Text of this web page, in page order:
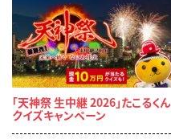
「天神祭 生中継 2026」たこるくん
クイズキャンペーン